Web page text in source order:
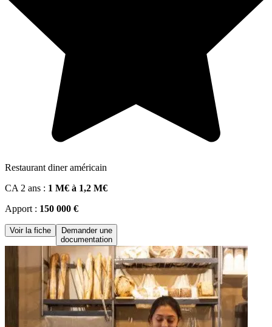
Restaurant diner américain
CA 2 ans : 1 M€ à 1,2 M€
Apport : 150 000 €
Voir la fiche
Demander une
documentation